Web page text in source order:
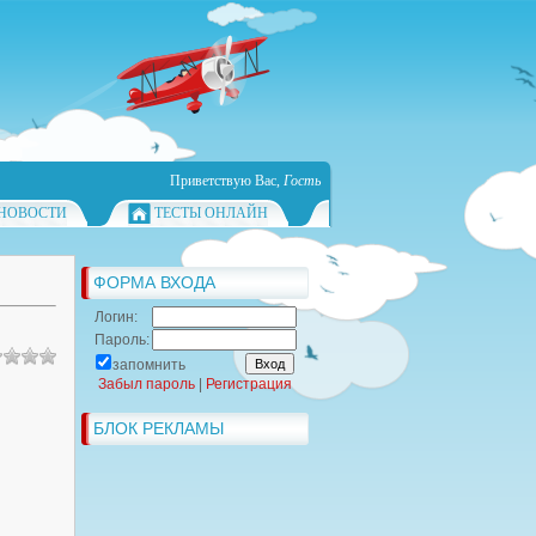
Приветствую Вас, Гость
ТЕСТЫ ОНЛАЙН
ФОРМА ВХОДА
Логин:
Пароль:
запомнить
Забыл пароль
Регистрация
БЛОК РЕКЛАМЫ